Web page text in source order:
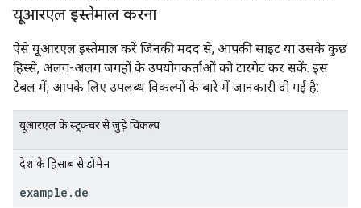
यूआरएल इस्तेमाल करना
ऐसे यूआरएल इस्तेमाल करें जिनकी मदद से, आपकी साइट या उसके कुछ
हिस्से, अलग-अलग जगहों के उपयोगकर्ताओं को टारगेट कर सकें. इस
टेबल में, आपके लिए उपलब्ध विकल्पों के बारे में जानकारी दी गई है:
यूआरएल के स्ट्रक्चर से जुड़े विकल्प
देश के हिसाब से डोमेन
example.de